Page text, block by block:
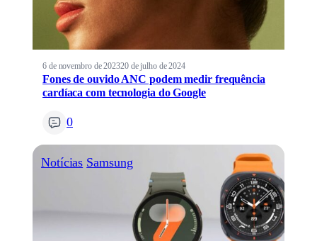
6 de novembro de 202320 de julho de 2024
Fones de ouvido ANC podem medir frequência
cardíaca com tecnologia do Google
0
Notícias Samsung